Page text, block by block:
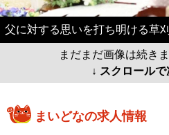
父に対する思いを打ち明ける草
まだまだ画像は続き
↓ スクロールで
まいどなの求人情報